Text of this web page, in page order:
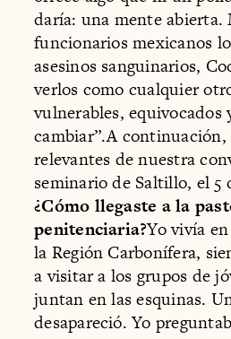
daría: una mente abierta.
funcionarios mexicanos
asesinos sanguinarios,
verlos como cualquier
vulnerables, equivocados
cambiar”.A continuación,
relevantes de nuestra
seminario de Saltillo, el 5
¿Cómo llegaste a la
penitenciaria?Yo vivía
la Región Carbonífera,
a visitar a los grupos de
juntan en las esquinas.
desapareció. Yo